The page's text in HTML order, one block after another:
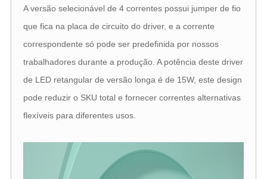
A versão selecionável de 4 correntes possui jumper de fio
que fica na placa de circuito do driver, e a corrente
correspondente só pode ser predefinida por nossos
trabalhadores durante a produção. A potência deste driver
de LED retangular de versão longa é de 15W, este design
pode reduzir o SKU total e fornecer correntes alternativas
flexíveis para diferentes usos.